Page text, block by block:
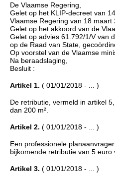
De Vlaamse Regering,
Gelet op het KLIP-decreet van
Vlaamse Regering van 18 maart
Gelet op het akkoord van de
Gelet op advies 61.792/1/V van
op de Raad van State,
Op voorstel van de Vlaamse
Na beraadslaging,
Besluit :
Artikel 1. ( 01/01/2018 - ... )
De retributie, vermeld in artikel
dan 200 m².
Artikel 2. ( 01/01/2018 - ... )
Een professionele
bijkomende retributie van 5 euro
Artikel 3. ( 01/01/2018 - ... )